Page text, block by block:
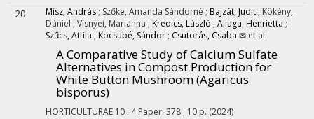
20 Misz, András ; Szőke, Amanda Sándorné ; Bajzát, Judit ; Kökény,
Dániel ; Visnyei, Marianna ; Kredics, László ; Allaga, Henrietta ;
Szűcs, Attila ; Kocsubé, Sándor ; Csutorás, Csaba ✉ et al.
A Comparative Study of Calcium Sulfate
Alternatives in Compost Production for
White Button Mushroom (Agaricus
bisporus)
HORTICULTURAE 10 : 4 Paper: 378 , 10 p. (2024)